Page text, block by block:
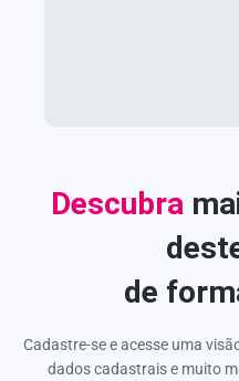
Descubra
de
Cadastre-se e acesse uma
dados cadastrais e muito